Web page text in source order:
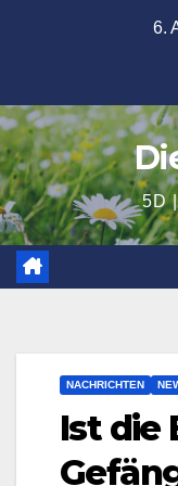
6.
5D
NACHRICHTEN
Ist die